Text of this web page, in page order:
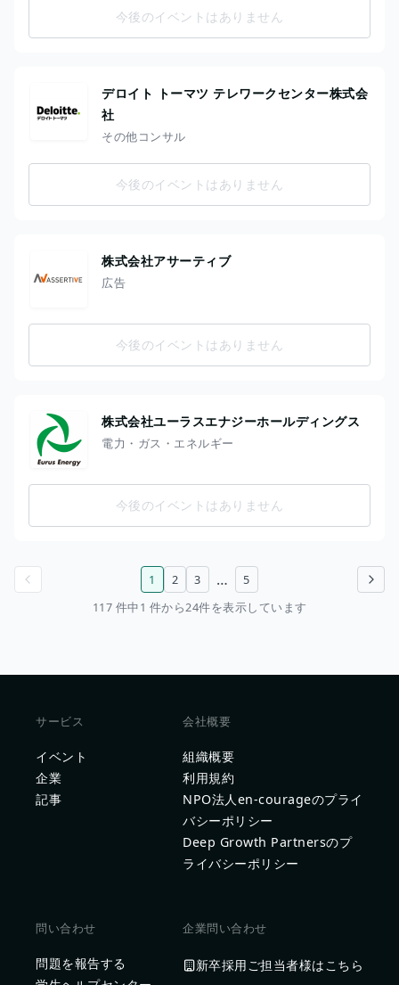
今後のイベントはありません
デロイト トーマツ テレワークセンター株式会
社
その他コンサル
今後のイベントはありません
株式会社アサーティブ
広告
今後のイベントはありません
株式会社ユーラスエナジーホールディングス
電力・ガス・エネルギー
今後のイベントはありません
次のページ
1 2 3 …
5
117 件中1 件から24件を表示しています
サービス
イベント
企業
記事
会社概要
組織概要
利用規約
NPO法人en-courageのプライ
バシーポリシー
Deep Growth Partnersのプ
ライバシーポリシー
問い合わせ
問題を報告する
企業問い合わせ
新卒採用ご担当者様はこちら